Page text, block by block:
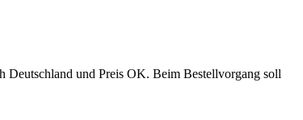
Deutschland und Preis OK. Beim Bestellvorgang soll